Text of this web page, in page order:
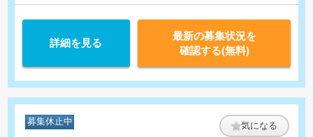
詳細を見る
最新の募集状況を
確認する(無料)
募集休止中 気になる